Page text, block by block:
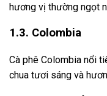
hương vị thường ngọt
1.3. Colombia
Cà phê Colombia nổi
chua tươi sáng và